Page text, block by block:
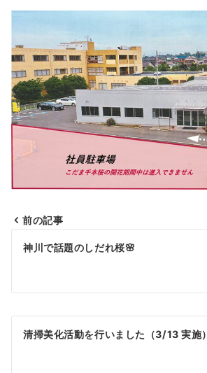
投
ビ
ゲ
前の記事
神川で話題のしだれ桜🌸
清掃美化活動を行いました（3/13 実施）